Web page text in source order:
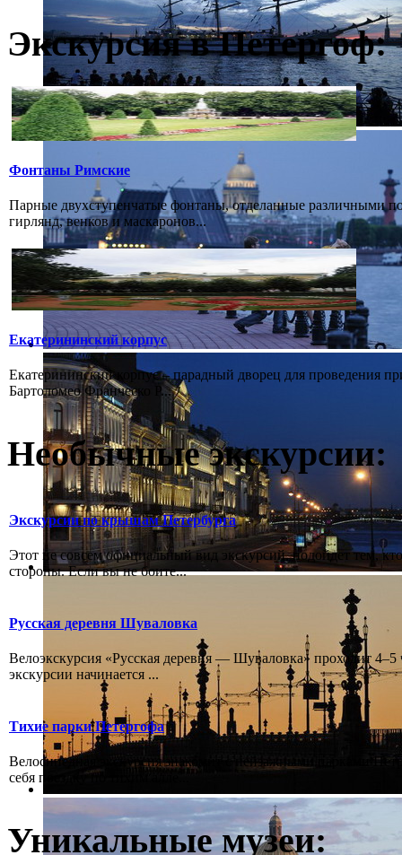
Экскурсия в Петергоф:
Фонтаны Римские
Парные двухступенчатые фонтаны, отделанные различными
гирлянд, венков и маскаронов...
Екатерининский корпус
Екатерининский корпус – парадный дворец для проведения
Бартоломео Франческо Р...
Необычные экскурсии:
Экскурсии по крышам Петербурга
Этот не совсем официальный вид экскурсий, подойдет тем,
стороны. Если вы не боите...
Русская деревня Шуваловка
Велоэкскурсия «Русская деревня — Шуваловка» проходит
экскурсии начинается ...
Тихие парки Петергофа
Велосипедная экскурсия знакомит с пейзажными парками
себя поездку по тихим алле...
Уникальные музеи: